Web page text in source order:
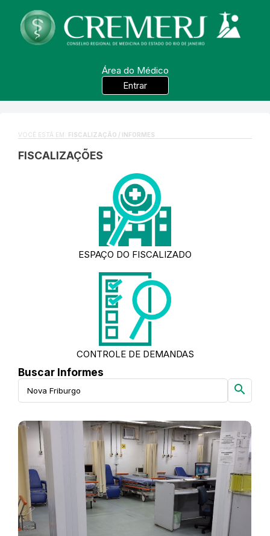
Área do Médico
Entrar
VOCÊ ESTÁ EM: FISCALIZAÇÃO / INFORMES
FISCALIZAÇÕES
ESPAÇO DO FISCALIZADO
CONTROLE DE DEMANDAS
Buscar Informes
search